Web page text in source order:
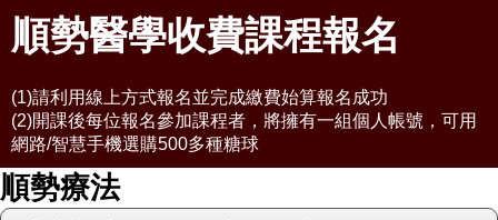
順勢醫學收費課程報名
(1)請利用線上方式報名並完成繳費始算報名成功
(2)開課後每位報名參加課程者，將擁有一組個人帳號，可用
網路/智慧手機選購500多種糖球
順勢療法